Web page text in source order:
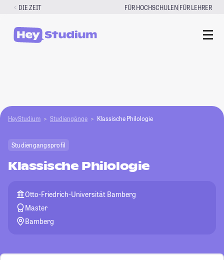
Zum
springen
DIE ZEIT FÜR HOCHSCHULEN|FÜR LEHRER
HeyStudium Studiengänge Klassische Philologie
Studiengangsprofil
Klassische Philologie
Otto-Friedrich-Universität Bamberg
Master
Bamberg